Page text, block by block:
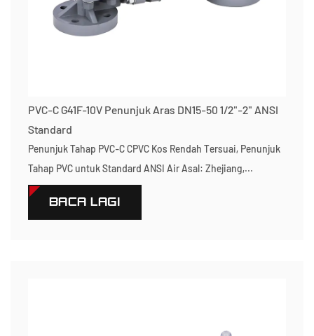
PVC-C G41F-10V Penunjuk Aras DN15-50 1/2"-2" ANSI
Standard
Penunjuk Tahap PVC-C CPVC Kos Rendah Tersuai, Penunjuk
Tahap PVC untuk Standard ANSI Air Asal: Zhejiang,...
BACA LAGI